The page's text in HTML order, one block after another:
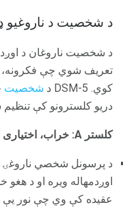
د شخصیت د ناروغیو
د شخصیت ناروغان د
تعریف شوي چې فکرونه،
کوي. DSM-5 د
شخصیت
دریو کلسترونو کې
کلستر A: خراب، اختیاری اختالات
د پرسونل شخصي ناروغۍ
اوږدمهاله ویره او د
عقیده کې وي چې نور یې